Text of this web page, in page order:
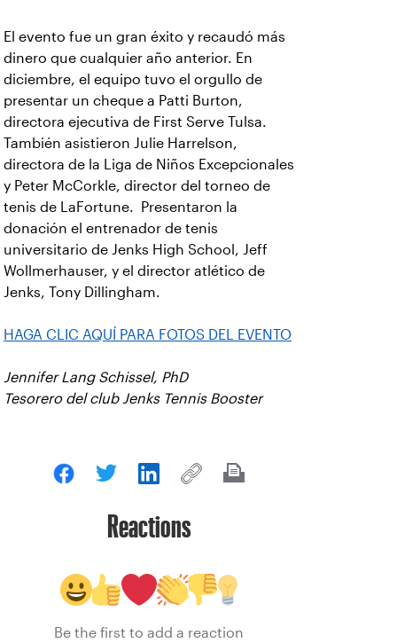
El evento fue un gran éxito y recaudó más
dinero que cualquier año anterior. En
diciembre, el equipo tuvo el orgullo de
presentar un cheque a Patti Burton,
directora ejecutiva de First Serve Tulsa.
También asistieron Julie Harrelson,
directora de la Liga de Niños Excepcionales
y Peter McCorkle, director del torneo de
tenis de LaFortune. Presentaron la
donación el entrenador de tenis
universitario de Jenks High School, Jeff
Wollmerhauser, y el director atlético de
Jenks, Tony Dillingham.
HAGA CLIC AQUÍ PARA FOTOS DEL EVENTO
Jennifer Lang Schissel, PhD
Tesorero del club Jenks Tennis Booster
Reactions
Be the first to add a reaction